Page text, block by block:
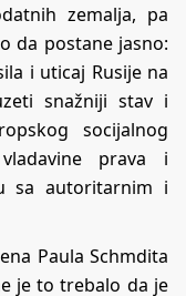
zemalja, pa
da postane jasno:
i uticaj Rusije na
snažniji stav i
socijalnog
prava i
sa autoritarnim i
Paula Schmdita
je to trebalo da je